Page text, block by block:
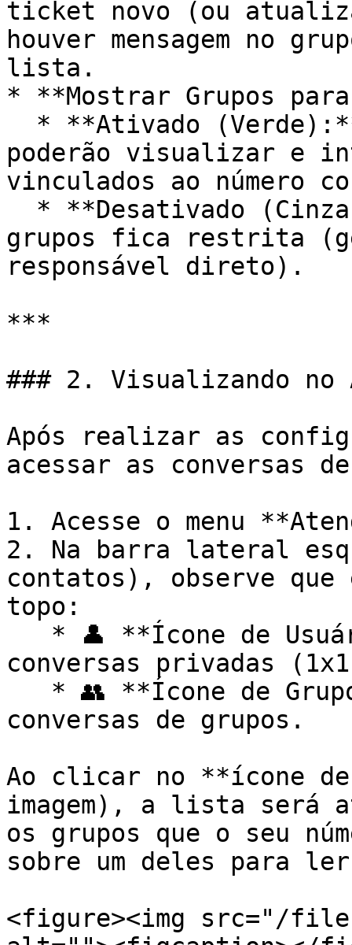
ticket novo (ou
houver mensagem no
lista.
* **Mostrar Grupos
poderão visualizar e
vinculados ao número
grupos fica restrita
responsável direto).
***
### 2. Visualizando no
Após realizar as
acessar as conversas
1. Acesse o menu
2. Na barra lateral
contatos), observe que
topo:
conversas privadas
conversas de grupos.
Ao clicar no **ícone de
imagem), a lista será
os grupos que o seu
sobre um deles para
<figure><img src="/files/